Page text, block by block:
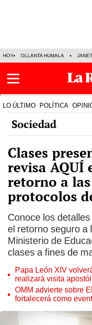
HOY OLLANTA HUMALA
LO ÚLTIMO POLÍTICA
Sociedad
Clases
revisa AQUÍ
retorno a
protocolos
Conoce los
el retorno seguro a
Ministerio de
clases a fines de
Papa León XIV
realizará visita
OMM advierte sobre
fortalecerá como